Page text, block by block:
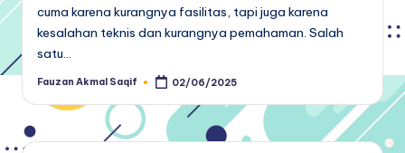
cuma karena kurangnya fasilitas, tapi juga karena
kesalahan teknis dan kurangnya pemahaman. Salah
satu…
Posted
Fauzan Akmal Saqif 02/06/2025